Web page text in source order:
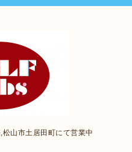
山市土居田町にて営業中